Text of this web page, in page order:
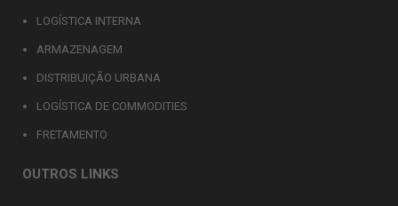
LOGÍSTICA INTERNA
ARMAZENAGEM
DISTRIBUIÇÃO URBANA
LOGÍSTICA DE COMMODITIES
FRETAMENTO
OUTROS LINKS